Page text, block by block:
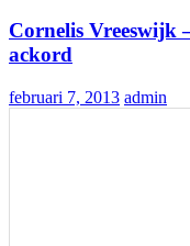
Cornelis Vreeswijk
ackord
februari 7, 2013 admin